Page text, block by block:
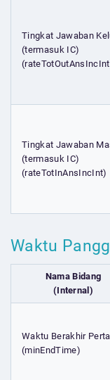
Tingkat Jawaban
(termasuk IC)
Tingkat Jawaban
(termasuk IC)
(rateTotInAnsIncInt)
Waktu
Nama Bidang
(Internal)
Waktu Berakhir
(minEndTime)